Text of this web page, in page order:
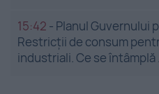
15:42 - Planul Guvernului
Restricții de consum
industriali. Ce se întâmplă